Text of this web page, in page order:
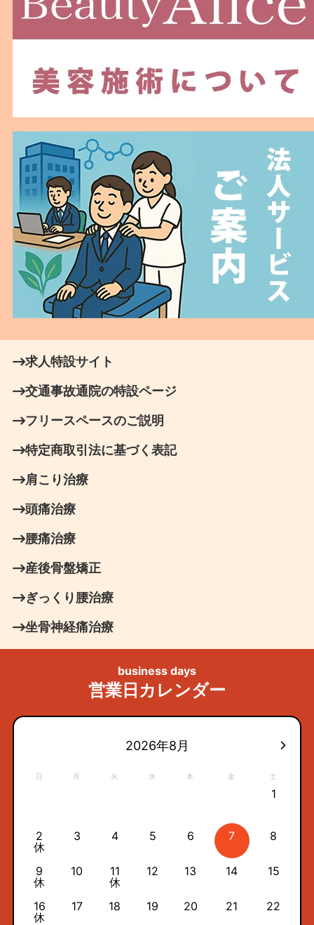
求人特設サイト
交通事故通院の特設ページ
フリースペースのご説明
特定商取引法に基づく表記
肩こり治療
頭痛治療
腰痛治療
産後骨盤矯正
ぎっくり腰治療
坐骨神経痛治療
営業日カレンダー
business days
2026年8月
日 月 火 水 木 金 土
1
2
休
3 4 5 6 7 8
9
休
10
11
休
12 13 14 15
16
休
17 18 19 20 21 22